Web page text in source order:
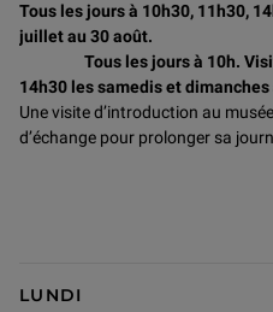
Tous les jours à 10h30, 11h30,
juillet au
Tous les jours à 10h.
14h30 les samedis et
Une visite d’introduction au
d’échange pour prolonger sa
LUNDI